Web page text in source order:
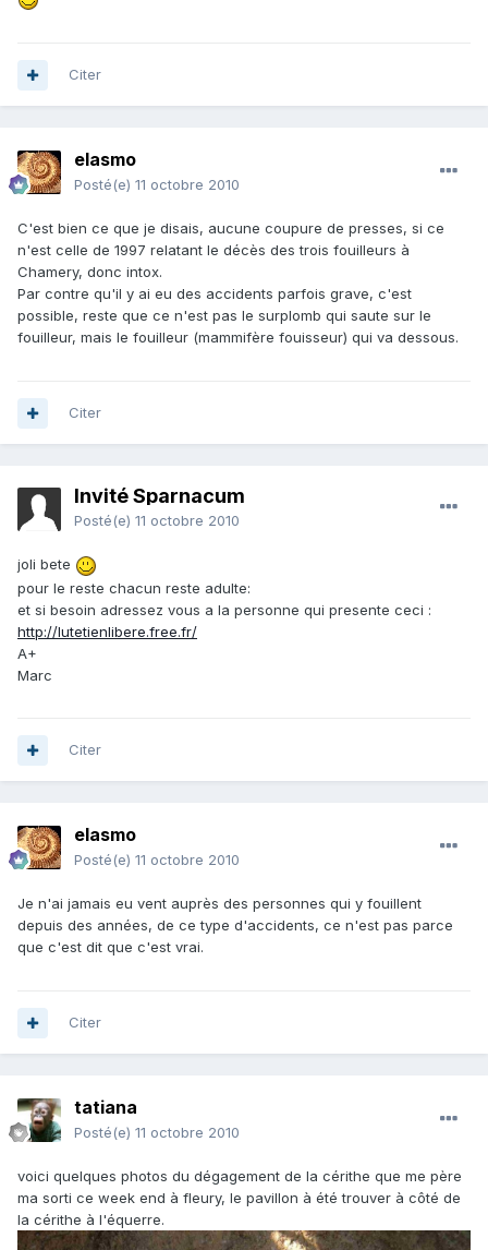
Citer
elasmo
Posté(e) 11 octobre 2010
C'est bien ce que je disais, aucune coupure de presses, si ce
n'est celle de 1997 relatant le décès des trois fouilleurs à
Chamery, donc intox.
Par contre qu'il y ai eu des accidents parfois grave, c'est
possible, reste que ce n'est pas le surplomb qui saute sur le
fouilleur, mais le fouilleur (mammifère fouisseur) qui va dessous.
Citer
Invité Sparnacum
Posté(e) 11 octobre 2010
joli bete
pour le reste chacun reste adulte:
et si besoin adressez vous a la personne qui presente ceci :
http://lutetienlibere.free.fr/
A+
Marc
Citer
elasmo
Posté(e) 11 octobre 2010
Je n'ai jamais eu vent auprès des personnes qui y fouillent
depuis des années, de ce type d'accidents, ce n'est pas parce
que c'est dit que c'est vrai.
Citer
tatiana
Posté(e) 11 octobre 2010
voici quelques photos du dégagement de la cérithe que me père
ma sorti ce week end à fleury, le pavillon à été trouver à côté de
la cérithe à l'équerre.